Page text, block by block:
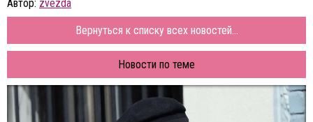
Автор: zvezda
Вернуться к списку всех новостей...
Новости по теме